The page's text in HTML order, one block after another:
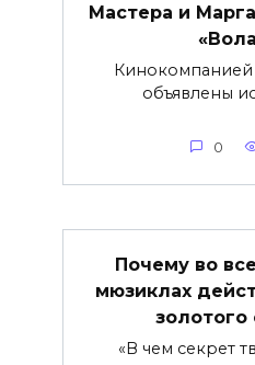
Мастера и
объявлены
0
Почему во
мюзиклах
золотого
«В чем секрет